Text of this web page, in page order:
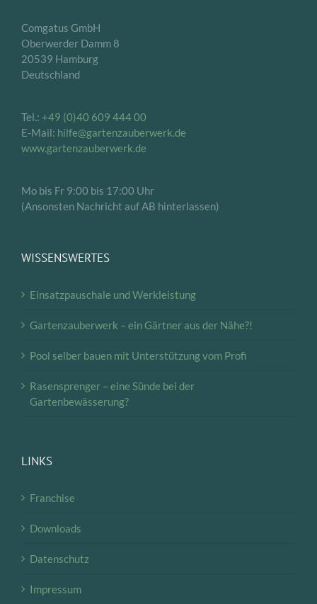
Comgatus GmbH
Oberwerder Damm 8
20539 Hamburg
Deutschland
Tel.: +49 (0)40 609 444 00
E-Mail: hilfe@gartenzauberwerk.de
www.gartenzauberwerk.de
Mo bis Fr 9:00 bis 17:00 Uhr
(Ansonsten Nachricht auf AB hinterlassen)
WISSENSWERTES
Einsatzpauschale und Werkleistung
Gartenzauberwerk – ein Gärtner aus der Nähe?!
Pool selber bauen mit Unterstützung vom Profi
Rasensprenger – eine Sünde bei der
Gartenbewässerung?
LINKS
Franchise
Downloads
Datenschutz
Impressum